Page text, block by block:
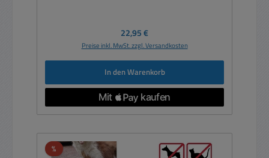
Regulärer Preis:
22,95 €
Preise inkl. MwSt. zzgl. Versandkosten
In den Warenkorb
%Rabatt